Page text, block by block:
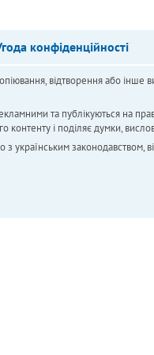
конфіденційності
відтворення або інше
та публікуються на
і поділяє думки,
українським законодавством,